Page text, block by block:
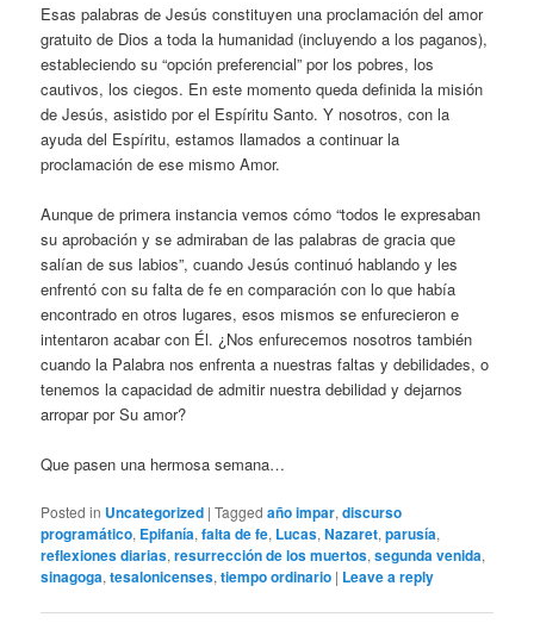
Esas palabras de Jesús constituyen una proclamación del amor
gratuito de Dios a toda la humanidad (incluyendo a los paganos),
estableciendo su “opción preferencial” por los pobres, los
cautivos, los ciegos. En este momento queda definida la misión
de Jesús, asistido por el Espíritu Santo. Y nosotros, con la
ayuda del Espíritu, estamos llamados a continuar la
proclamación de ese mismo Amor.
Aunque de primera instancia vemos cómo “todos le expresaban
su aprobación y se admiraban de las palabras de gracia que
salían de sus labios”, cuando Jesús continuó hablando y les
enfrentó con su falta de fe en comparación con lo que había
encontrado en otros lugares, esos mismos se enfurecieron e
intentaron acabar con Él. ¿Nos enfurecemos nosotros también
cuando la Palabra nos enfrenta a nuestras faltas y debilidades, o
tenemos la capacidad de admitir nuestra debilidad y dejarnos
arropar por Su amor?
Que pasen una hermosa semana…
Posted in Uncategorized |Tagged año impar,discurso
programático, Epifanía,falta de fe, Lucas,Nazaret,parusía,
reflexiones diarias,resurrección de los muertos,segunda venida,
sinagoga,tesalonicenses,tiempo ordinario | Leave a reply